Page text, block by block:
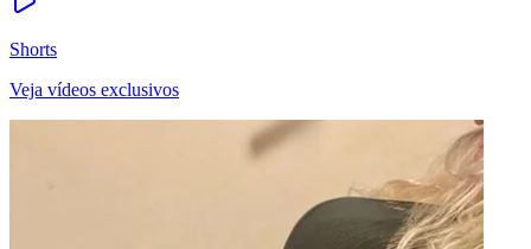
Shorts
Veja vídeos exclusivos